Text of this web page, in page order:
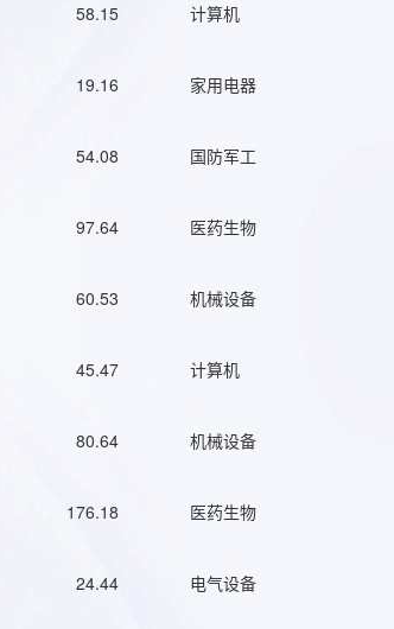
58.15 计算机
19.16 家用电器
54.08 国防军工
97.64 医药生物
60.53 机械设备
45.47 计算机
80.64 机械设备
176.18 医药生物
24.44 电气设备